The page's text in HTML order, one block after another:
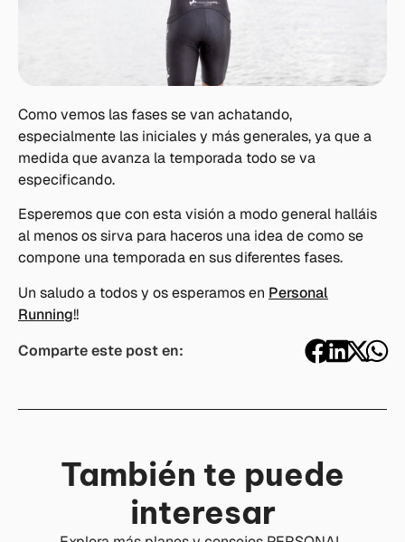
Como vemos las fases se van achatando,
especialmente las iniciales y más generales, ya que a
medida que avanza la temporada todo se va
especificando.
Esperemos que con esta visión a modo general halláis
al menos os sirva para haceros una idea de como se
compone una temporada en sus diferentes fases.
Un saludo a todos y os esperamos en Personal
Running!!
Comparte este post en:
También te puede
interesar